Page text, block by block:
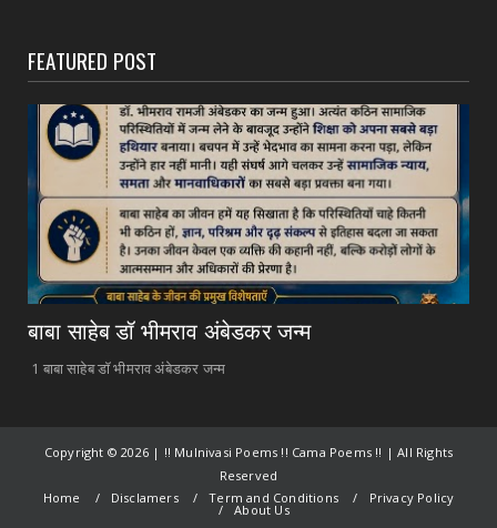
FEATURED POST
बाबा साहेब डॉ भीमराव अंबेडकर जन्म
1 बाबा साहेब डॉ भीमराव अंबेडकर जन्म
Copyright ©2026 | !! Mulnivasi Poems !! Cama Poems !! | All Rights
Reserved
Home
Disclamers Term and Conditions Privacy Policy
About Us